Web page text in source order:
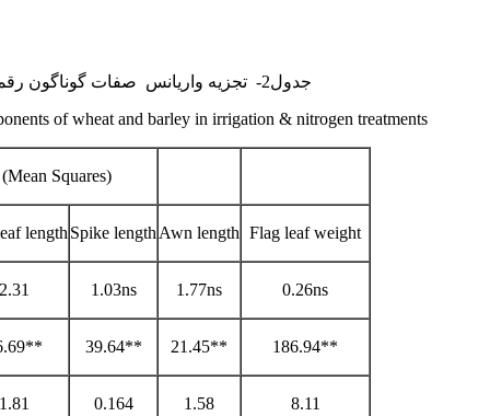
جدول2- تجزیه واریانس صفات گوناگون رقم­های گندم و جو در تیمار­های آبی و نیتروژن
of wheat and barley in irrigation & nitrogen treatments
Squares)
Flag leaf weight
Awn length
Spike length
length
0.26ns
1.77ns
1.03ns
2.31
186.94**
21.45**
39.64**
8.11
1.58
0.164
1.81